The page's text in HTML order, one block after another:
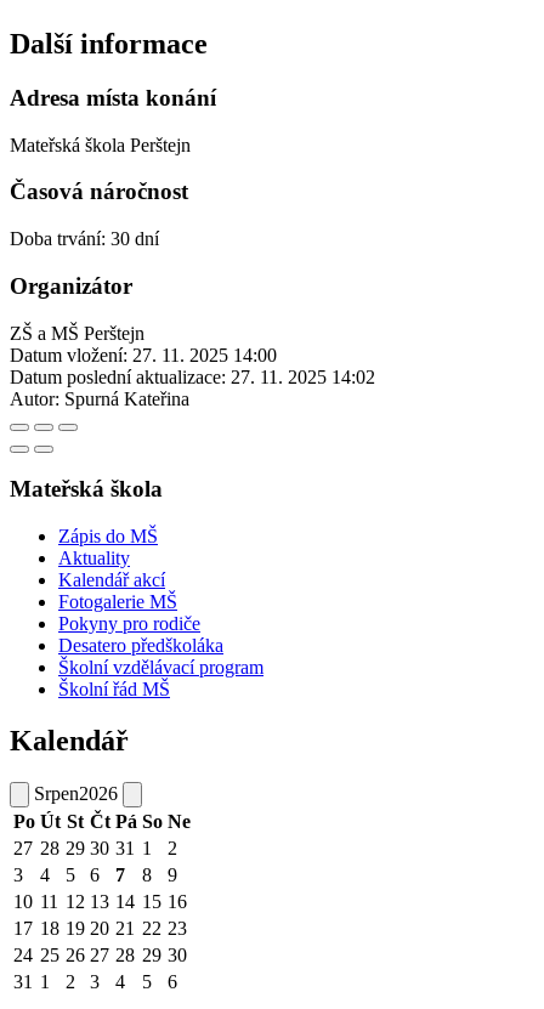
Další informace
Adresa místa konání
Mateřská škola Perštejn
Časová náročnost
Doba trvání: 30 dní
Organizátor
ZŠ a MŠ Perštejn
Datum vložení: 27. 11. 2025 14:00
Datum poslední aktualizace: 27. 11. 2025 14:02
Autor: Spurná Kateřina
Mateřská škola
Zápis do MŠ
Aktuality
Kalendář akcí
Fotogalerie MŠ
Pokyny pro rodiče
Desatero předškoláka
Školní vzdělávací program
Školní řád MŠ
Kalendář
Srpen2026
Po Út St Čt Pá So Ne
27 28 29 30 31 1
2
3
4 5 6 7 8
9
10 11 12 13 14 15 16
17 18 19 20 21 22 23
24 25 26 27 28 29 30
31 1 2 3 4 5 6